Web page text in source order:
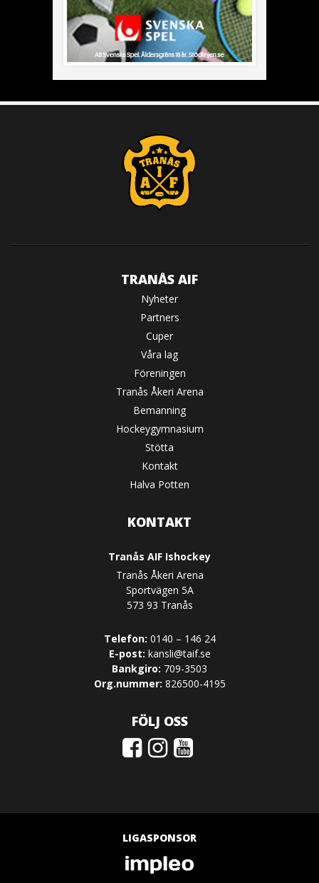
TRANÅS AIF
Nyheter
Partners
Cuper
Våra lag
Föreningen
Tranås Åkeri Arena
Bemanning
Hockeygymnasium
Stötta
Kontakt
Halva Potten
KONTAKT
Tranås AIF Ishockey
Tranås Åkeri Arena
Sportvägen 5A
573 93 Tranås
Telefon: 0140 – 146 24
E-post: kansli@taif.se
Bankgiro: 709-3503
Org.nummer: 826500-4195
FÖLJ OSS
LIGASPONSOR